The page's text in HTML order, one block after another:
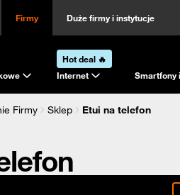
Firmy Duże firmy i instytucje
Hot deal 🔥
Internet
Smartfony
Firmy Sklep
Etui na telefon